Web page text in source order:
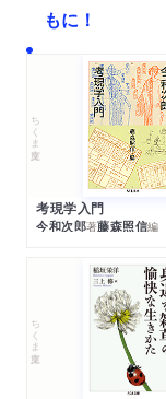
もに！
ちくま文庫
考現学入門
今和次郎著藤森照信編
ちくま文庫